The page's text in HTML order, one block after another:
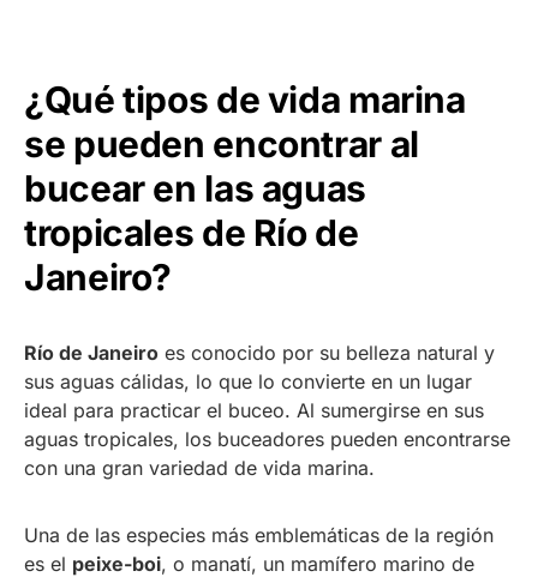
¿Qué tipos de vida marina
se pueden encontrar al
bucear en las aguas
tropicales de Río de
Janeiro?
Río de Janeiro es conocido por su belleza natural y
sus aguas cálidas, lo que lo convierte en un lugar
ideal para practicar el buceo. Al sumergirse en sus
aguas tropicales, los buceadores pueden encontrarse
con una gran variedad de vida marina.
Una de las especies más emblemáticas de la región
es el peixe-boi, o manatí, un mamífero marino de